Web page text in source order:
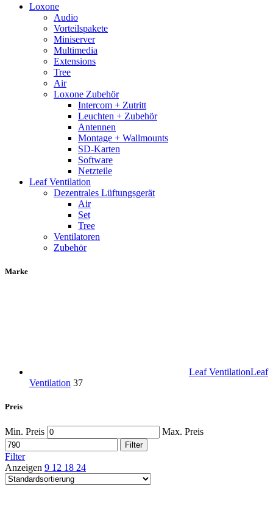
Loxone
Audio
Vorteilspakete
Miniserver
Multimedia
Extensions
Tree
Air
Loxone Zubehör
Intercom + Zutritt
Leuchten + Zubehör
Antennen
Montage + Wallmounts
SD-Karten
Software
Netzteile
Leaf Ventilation
Dezentrales Lüftungsgerät
Air
Set
Tree
Ventilatoren
Zubehör
Marke
Leaf VentilationLeaf
Ventilation 37
Preis
Min. Preis Max. Preis
Filter
Filter
Anzeigen 9 12 18 24